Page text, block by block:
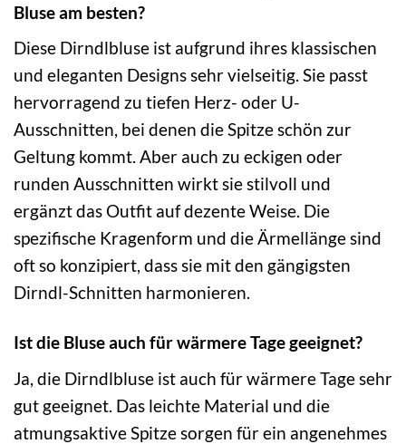
Bluse am besten?
Diese Dirndlbluse ist aufgrund ihres klassischen
und eleganten Designs sehr vielseitig. Sie passt
hervorragend zu tiefen Herz- oder U-
Ausschnitten, bei denen die Spitze schön zur
Geltung kommt. Aber auch zu eckigen oder
runden Ausschnitten wirkt sie stilvoll und
ergänzt das Outfit auf dezente Weise. Die
spezifische Kragenform und die Ärmellänge sind
oft so konzipiert, dass sie mit den gängigsten
Dirndl-Schnitten harmonieren.
Ist die Bluse auch für wärmere Tage geeignet?
Ja, die Dirndlbluse ist auch für wärmere Tage sehr
gut geeignet. Das leichte Material und die
atmungsaktive Spitze sorgen für ein angenehmes